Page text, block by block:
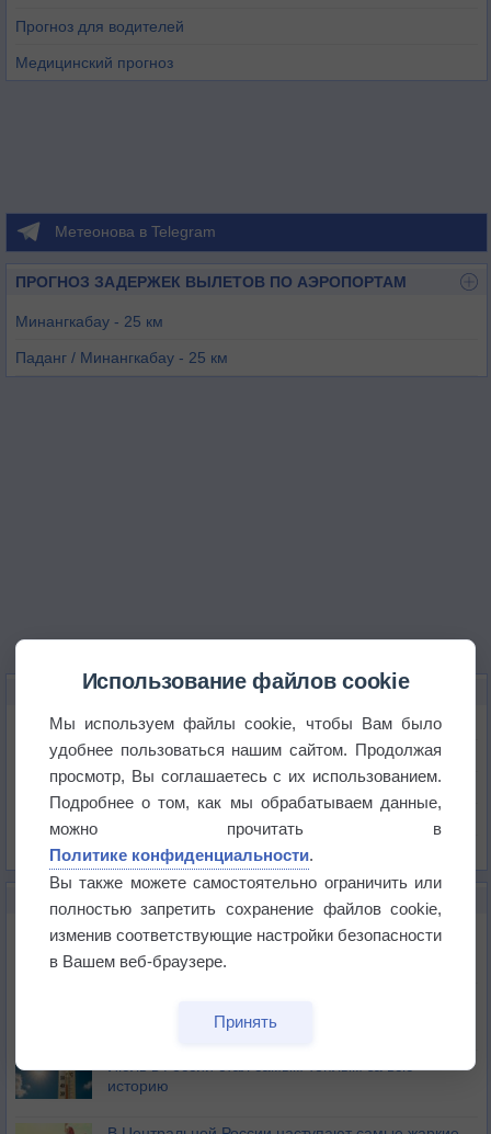
Прогноз для водителей
Медицинский прогноз
Метеонова в Telegram
ПРОГНОЗ ЗАДЕРЖЕК ВЫЛЕТОВ ПО АЭРОПОРТАМ
Минангкабау - 25 км
Паданг / Минангкабау - 25 км
КАРТЫ ПОГОДЫ В ПАРИАМАНЕ
Температура
Давление
Осадки
Список всех карт
Погода в Санкт-Петербурге 6 августа
Июль в России стал самым тёплым за всю
историю
Использование файлов cookie
Мы используем файлы cookie, чтобы Вам было
удобнее пользоваться нашим сайтом. Продолжая
просмотр, Вы соглашаетесь с их использованием.
Подробнее о том, как мы обрабатываем данные,
можно прочитать в
Политике конфиденциальности.
Вы также можете самостоятельно ограничить или
полностью запретить сохранение файлов cookie,
изменив соответствующие настройки безопасности
в Вашем веб-браузере.
Принять